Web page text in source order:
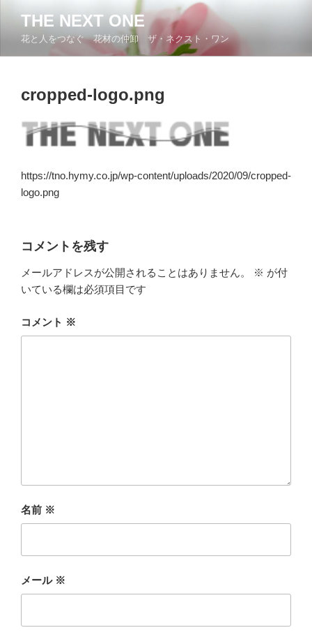
ン
THE NEXT ONE
花と人をつなぐ 花材の仲卸 ザ・ネクスト・ワン
cropped-logo.png
https://tno.hymy.co.jp/wp-content/uploads/2020/09/cropped-
logo.png
コメントを残す
メールアドレスが公開されることはありません。 ※ が付
いている欄は必須項目です
コメント ※
名前 ※
メール ※